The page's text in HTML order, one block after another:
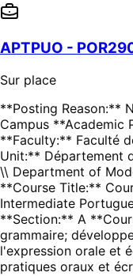
APTPUO -
Sur place
**Posting Reason:**
Campus **Academic
**Faculty:** Faculté
Unit:** Département
\\ Department of
**Course Title:**
Intermediate
**Section:** A
grammaire;
l'expression orale et
pratiques oraux et